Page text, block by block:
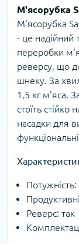
М'ясорубка
М'ясорубка
- це надійний
переробки
реверсу, що
шнеку. За
1,5 кг м'яса.
стоїть
насадки для
Реверс: так